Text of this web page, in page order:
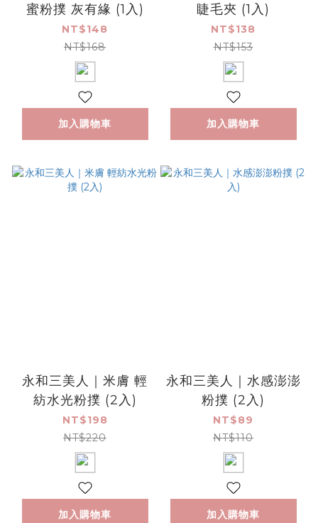
蜜粉撲 灰有緣 (1入)
NT$148
NT$168
加入購物車
睫毛夾 (1入)
NT$138
NT$153
加入購物車
永和三美人｜米膚 輕
紡水光粉撲 (2入)
NT$198
NT$220
加入購物車
永和三美人｜水感澎澎
粉撲 (2入)
NT$89
NT$110
加入購物車